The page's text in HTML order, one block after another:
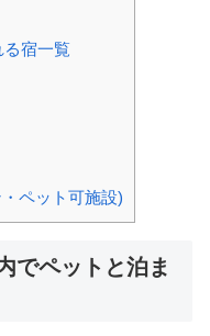
る宿一覧
ペット可施設)
でペットと泊ま